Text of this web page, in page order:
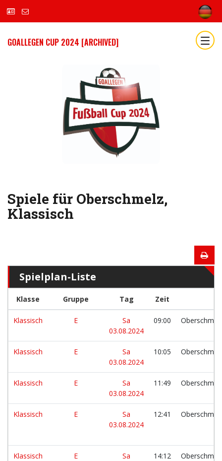
GOALLEGEN CUP 2024 [ARCHIVED]
Spiele für Oberschmelz,
Klassisch
Spielplan-Liste
Klasse Gruppe Tag Zeit
Klassisch E
Sa
03.08.2024
09:00
Klassisch E
Sa
03.08.2024
10:05
Klassisch E
Sa
03.08.2024
11:49
Klassisch E
Sa
03.08.2024
12:41
Klassisch E
Sa
14:12